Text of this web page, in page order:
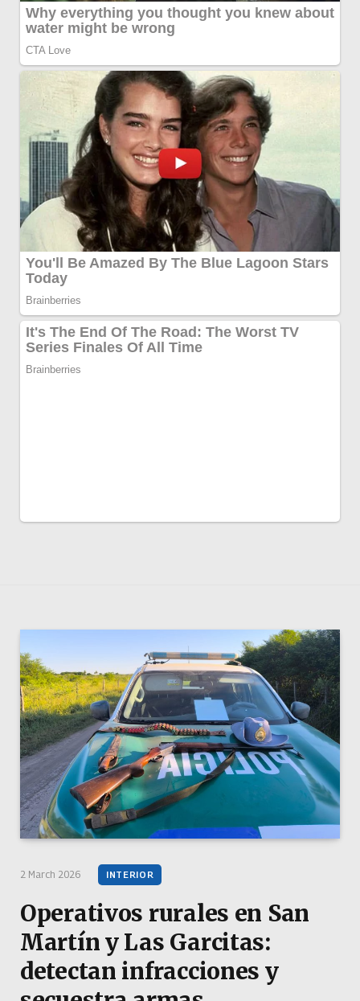
2 March 2026 INTERIOR
Operativos rurales en San
Martín y Las Garcitas:
detectan infracciones y